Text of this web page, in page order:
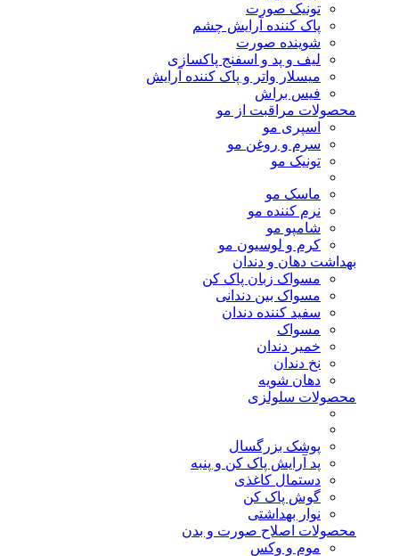
تونیک صورت
پاک کننده آرایش چشم
شوینده صورت
لیف و پد و اسفنج پاکسازی
میسلار واتر و پاک کننده آرایش
فیس براش
محصولات مراقبت از مو
اسپری مو
سرم و روغن مو
تونیک مو
ماسک مو
نرم کننده مو
شامپو مو
کرم و لوسیون مو
بهداشت دهان و دندان
مسواک زبان پاک کن
مسواک بین دندانی
سفید کننده دندان
مسواک
خمیر دندان
نخ دندان
دهان شویه
محصولات سلولزی
پوشک بزرگسال
پد آرایش پاک کن و پنبه
دستمال کاغذی
گوش پاک کن
نوار بهداشتی
محصولات اصلاح صورت و بدن
موم و وکس